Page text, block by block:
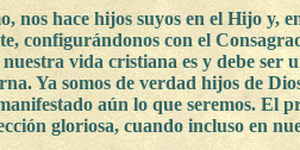
nos hace hijos suyos en el Hijo y,
configurándonos con el
vida cristiana es y debe ser
Ya somos de verdad hijos de
aún lo que seremos. El
gloriosa, cuando incluso en